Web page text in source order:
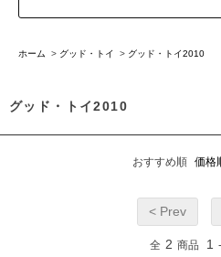
ホーム > グッド・トイ > グッド・トイ2010
グッド・トイ2010
おすすめ順 価格
< Prev
全 2 商品 1 -